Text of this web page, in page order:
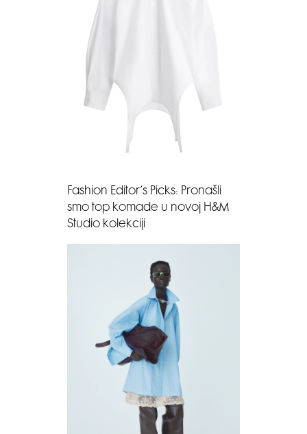
Fashion Editor’s Picks: Pronašli
smo top komade u novoj H&M
Studio kolekciji